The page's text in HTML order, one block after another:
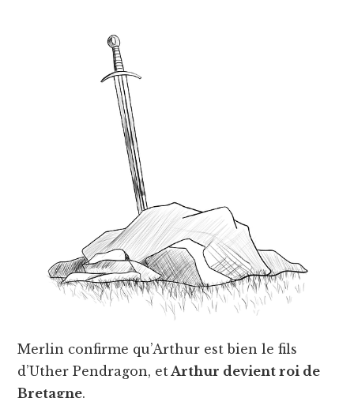
Merlin confirme qu’Arthur est bien le fils
d’Uther Pendragon, et Arthur devient roi de
Bretagne.